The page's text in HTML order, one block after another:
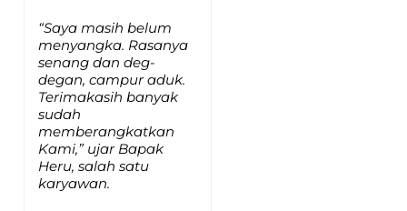
“Saya masih belum
menyangka. Rasanya
senang dan deg-
degan, campur aduk.
Terimakasih banyak
sudah
memberangkatkan
Kami,” ujar Bapak
Heru, salah satu
karyawan.